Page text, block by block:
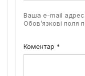
Ваша e-mail
Обов’язкові поля
Коментар *